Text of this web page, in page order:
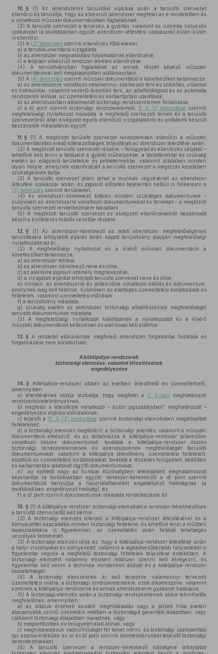
10. § (1) Az alrendszerek tanúsítási eljárása során a tanúsító szervezet
ellenőrzi és tanúsítja, hogy az elkészült alrendszer megfelel az e rendeletben és
a vonatkozó műszaki dokumentációban foglaltaknak.
(2) A tanúsító szervezet a tervezés, a gyártás, valamint az üzembe helyezés
szakaszait (a továbbiakban együtt: alrendszer-létesítési szakaszok) külön-külön
is ellenőrzi.
(3) A (2) bekezdés szerinti ellenőrzés főbb elemei:
a) a tervdokumentáció vizsgálata,
b) az alrendszer megvalósítási folyamatának ellenőrzése,
c) a teljesen elkészült rendszer átvételi ellenőrzése.
(4) A tanúsítványban foglaltakat az annak részét képező műszaki
dokumentációval kell megalapozottan alátámasztani.
(5) A (4) bekezdés szerinti műszaki dokumentáció a következőket tartalmazza:
a) az alrendszerre vonatkozó valamennyi szerkezeti terv és számítás, villamos
és hidraulikai, valamint vezérlő áramköri terv, az adatfeldolgozó és az automata
rendszerek leírása, az üzemeltetési és karbantartási utasítások,
b) az alrendszerben alkalmazott biztonsági rendszerelemek felsorolása,
c) ab) pont szerinti biztonsági rendszerelemek, 9. § (3) bekezdése szerinti
megfelelőségi nyilatkozat másolata, a megfelelő szerkezeti tervek és a tanúsító
szervezet(ek) által elvégzett egyéb ellenőrző vizsgálatokról és próbákról készült
beszámolók másolatával együtt.
11. § (1) A megbízott tanúsító szervezet rendszeresen ellenőrzi a műszaki
dokumentációból eredő kötelezettségek teljesítését az alrendszer létesítése során.
(2) A megbízott tanúsító szervezet részére – felügyelet és ellenőrzés céljából –
lehetővé kell tenni a belépést a gyártó műhelyekbe, a tárolóterekbe és szükség
esetén az előgyártó területekre és próbatermekbe, valamint általában minden
olyan helyre, amelynek ellenőrzését a tanúsító szervezet a megbízás keretében
szükségesnek tartja.
(3) A tanúsító szervezet jelen lehet a munkák végzésénél az alrendszer
létesítési szakaszai során, és jogosult előzetes bejelentés nélkül is felkeresni a
(2) bekezdés szerinti területeket.
(4) Az alrendszer-kérelmező köteles minden szükséges dokumentumot –
különösen az alrendszerre vonatkozó dokumentumokat és terveket – a megbízott
tanúsító szervezet rendelkezésére bocsátani.
(5) A megbízott tanúsító szervezet az elvégzett ellenőrzésekről beszámolót
készít a kivitelezés felelős vezetője részére.
12. § (1) Az alrendszer-kérelmező az adott alrendszer megfelelőségének
tanúsítására lefolytatott eljárás során kapott tanúsítvány alapján megfelelőségi
nyilatkozatot ad ki.
(2) A megfelelőségi nyilatkozat és a kísérő műszaki dokumentáció a
következőket tartalmazza:
a) az alrendszer leírása,
b) az alrendszer-kérelmező neve és címe,
c) az aláírásra jogosult személy megnevezése,
d) a vizsgálati eljárást lefolytató tanúsító szervezet neve és címe,
e) minden, az alrendszerre és jellemzőire vonatkozó előírás és dokumentum,
amelynek meg kell felelnie, különösen az esetleges üzemeltetési korlátozások és
feltételek, valamint üzemeltetési előírások,
f) a tanúsítvány másolata,
g) szükség esetén az alrendszer biztonsági alkatrészeinek megfelelőségét
tanúsító dokumentumok másolata.
(3) A megfelelőségi nyilatkozat kiállítójának a nyilatkozatot és a kísérő
műszaki dokumentációt keltezéssel és aláírással kell ellátnia.
13. § A rendelet előírásainak megfelelő alrendszer forgalomba hozatala és
forgalmazása nem korlátozható.
A kötélpálya-rendszerek
biztonsági elemzése, valamint létesítésének
engedélyezése
14. § Kötélpálya-rendszer abban az esetben létesíthető és üzemeltethető,
amennyiben
a) létesítésének módja biztosítja, hogy megfelel a 3. §-ban meghatározott
rendszerkövetelményeknek,
b) megfelel a létesítésre vonatkozó – külön jogszabályban6
meghatározott –
engedélyezési eljárási előírásoknak,
c) teljesíti a15. § (2) bekezdése szerinti biztonsági elemzésben megállapított
feltételeket,
d) a biztonsági elemzés megtörtént, a biztonsági jelentés, valamint a műszaki
dokumentáció elkészült, és az tartalmazza a kötélpálya-rendszer jellemzőire
vonatkozó összes dokumentumot, továbbá a kötélpálya-rendszer összes
biztonsági rendszerelemének és alrendszerének megfelelőségét tanúsító
dokumentumokat, valamint a kötélpálya létesítmény üzemeltetési feltételeit,
közöttük az üzemeltetési korlátozásokat, továbbá a részletes felügyeleti, beállítási
és karbantartási adatokat rögzítő dokumentumokat,
e)7
az építtető vagy az Európai Közösségben letelepedett meghatalmazott
képviselője (a továbbiakban együtt: rendszer-kérelmező) a d) pont szerinti
dokumentációt benyújtja a használatbavételt engedélyező hatóságnak (a
továbbiakban: engedélyező hatóság), és
f) a d) pont szerinti dokumentumok másolata rendelkezésre áll.
15. § (1) A kötélpálya-rendszer biztonsági elemzését a rendszer-kérelmezőnek
a tanúsító szervezettől kell kérnie.
(2) A biztonsági elemzés kiterjed a kötélpálya-rendszer létesítésével és a
környezettel kapcsolatos minden biztonsági feltételre, és lehetővé teszi a múltbeli
tapasztalatokra is figyelemmel, az üzemeltetés során fellépő lehetséges
veszélyek felmérését.
(3) A biztonsági elemzés célja az, hogy a kötélpálya-rendszer létesítése során
a helyi viszonyokat és környezetet, valamint a legkedvezőtlenebb helyzeteket is
figyelembe vegyék a megfelelő biztonsági feltételek teljesítése érdekében. A
biztonsági elemzést valamely elismert módszer szerint kell elvégezni, és
figyelembe kell venni a technika mindenkori állását és a kötélpálya-rendszer
összetettségét.
(4) A biztonsági elemzésnek ki kell terjednie valamennyi tervezett
üzemeltetési módra, a biztonsági rendszerelemekre, ezek alkatrészeire, valamint
ezeknek a kötélpálya-rendszerre és annak alrendszereire gyakorolt hatásaira.
(5) A biztonsági elemzés során a biztonsági rendszerelemek akkor tekinthetők
megfelelőnek, amennyiben
a) az általuk érzékelt kezdeti meghibásodás vagy a jelzett hiba esetén
alacsonyabb szintű üzemelési módban a biztonságot garantáló állapotban, vagy
csökkent biztonsági állapotban maradnak, vagy
b) megkettőzöttek és felügyelet alatt állnak, vagy
c) meghibásodásuk valószínűségét fel lehet mérni, és biztonsági szempontból
így azonos értékűek az a) ésb) pont szerinti követelményeket teljesítő biztonsági
berendezésekkel.
(6) A tanúsító szervezet a rendszer-kérelmező költségére lefolytatott